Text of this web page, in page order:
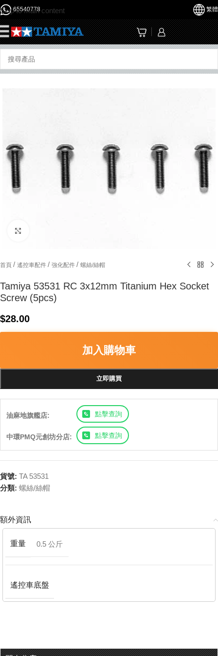
Skip to main content
65540778 繁體
首頁 / 遙控車配件 / 強化配件 / 螺絲/絲帽
Tamiya 53531 RC 3x12mm Titanium Hex Socket
Screw (5pcs)
$28.00
加入購物車
立即購買
油麻地旗艦店: 點擊查詢
中環PMQ元創坊分店: 點擊查詢
貨號: TA 53531
分類: 螺絲/絲帽
額外資訊
重量 0.5 公斤
遙控車底盤